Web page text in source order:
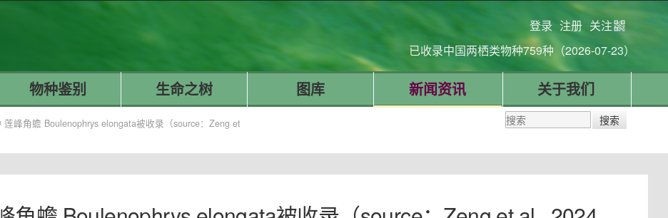
登录 注册 关注
已收录中国两栖类物种759种（2026-07-23）
物种鉴别 生命之树 图库 新闻资讯 关于我们
峰角蟾 Boulenophrys elongata被收录（source：Zeng et